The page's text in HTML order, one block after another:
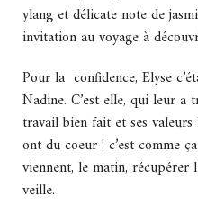
ylang et délicate note de
invitation au voyage à
Pour la confidence, Elyse
Nadine. C’est elle, qui leur
travail bien fait et ses
ont du coeur ! c’est comme
viennent, le matin, récupérer
veille.